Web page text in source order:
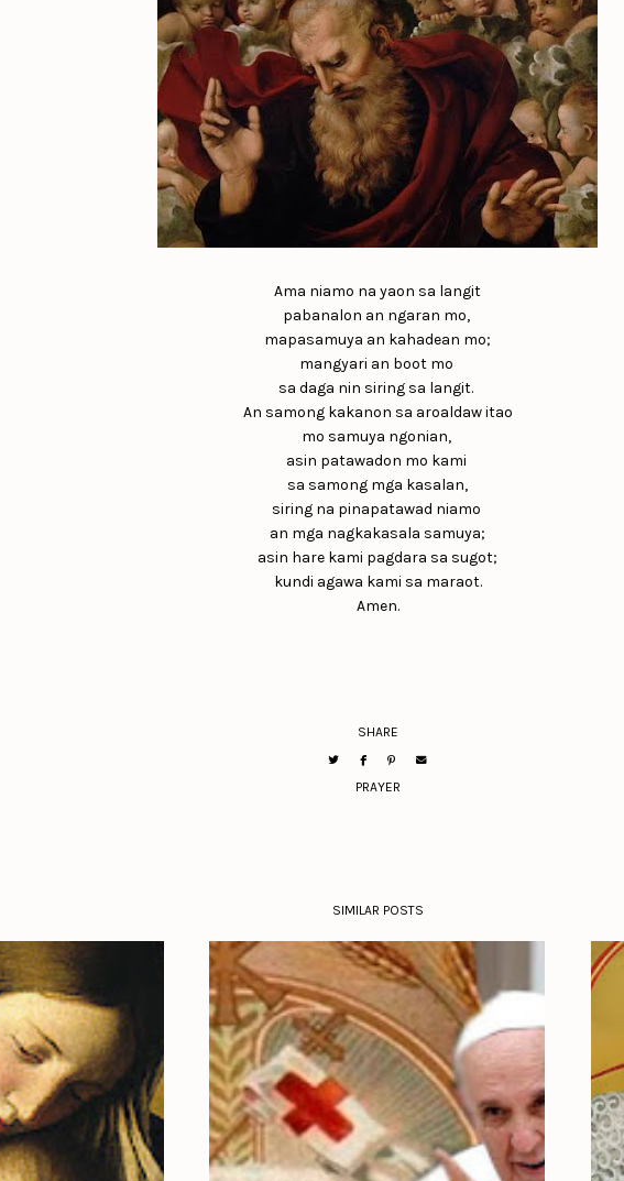
Ama niamo na yaon sa langit
pabanalon an ngaran mo,
mapasamuya an kahadean mo;
mangyari an boot mo
sa daga nin siring sa langit.
An samong kakanon sa aroaldaw itao
mo samuya ngonian,
asin patawadon mo kami
sa samong mga kasalan,
siring na pinapatawad niamo
an mga nagkakasala samuya;
asin hare kami pagdara sa sugot;
kundi agawa kami sa maraot.
Amen.
SHARE
PRAYER
SIMILAR POSTS